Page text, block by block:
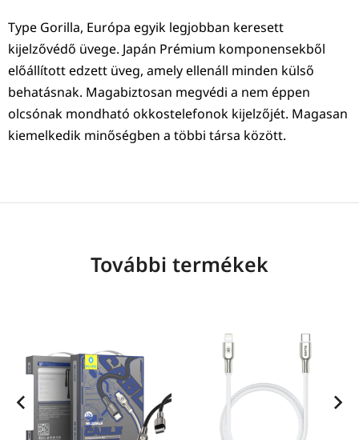
Type Gorilla, Európa egyik legjobban keresett
kijelzővédő üvege. Japán Prémium komponensekből
előállított edzett üveg, amely ellenáll minden külső
behatásnak. Magabiztosan megvédi a nem éppen
olcsónak mondható okkostelefonok kijelzőjét. Magasan
kiemelkedik minőségben a többi társa között.
További termékek